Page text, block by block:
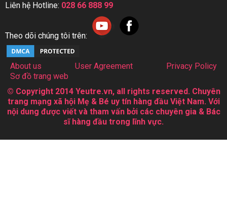
Liên hệ Hotline: 028 66 888 99
Theo dõi chúng tôi trên:
About us User Agreement
Privacy Policy
Sơ đồ trang web
© Copyright 2014 Yeutre.vn, all rights reserved. Chuyên
trang mạng xã hội Mẹ & Bé uy tín hàng đầu Việt Nam. Với
nội dung được viết và tham vấn bởi các chuyên gia & Bác
sĩ hàng đầu trong lĩnh vực.